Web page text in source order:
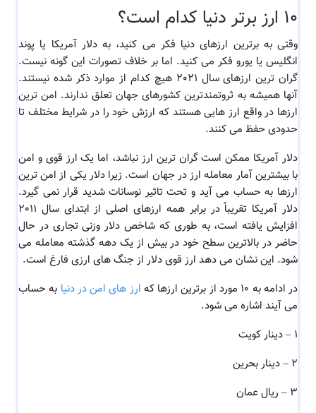
10 ارز برتر دنیا کدام است؟
وقتی به برترین ارزهای دنیا فکر می کنید، به دلار آمریکا یا پوند
انگلیس یا یورو فکر می کنید. اما بر خلاف تصورات این گونه نیست.
گران ترین ارزهای سال ٢٠٢١ هیچ کدام از موارد ذکر شده نیستند.
آنها همیشه به ثروتمندترین کشورهای جهان تعلق ندارند. امن ترین
ارزها در واقع ارز هایی هستند که ارزش خود را در شرایط مختلف تا
حدودی حفظ می کنند.
دلار آمریکا ممکن است گران ترین ارز نباشد، اما یک ارز قوی و امن
با بیشترین آمار معامله ارز در جهان است. زیرا دلار یکی از امن ترین
ارزها به حساب می آید و تحت تاثیر نوسانات شدید قرار نمی گیرد.
دلار آمریکا تقریباً در برابر همه ارزهای اصلی از ابتدای سال ٢٠١١
افزایش یافته است، به طوری که شاخص دلار وزنی تجاری در حال
حاضر در بالاترین سطح خود در بیش از یک دهه گذشته معامله می
شود. این نشان می دهد ارز قوی دلار از جنگ های ارزی فارغ است.
در ادامه به ١٠ مورد از برترین ارزها که
ارز های امن در دنیا به حساب
می آیند اشاره می شود.
١ – دینار کویت
٢ – دینار بحرین
٣ – ریال عمان